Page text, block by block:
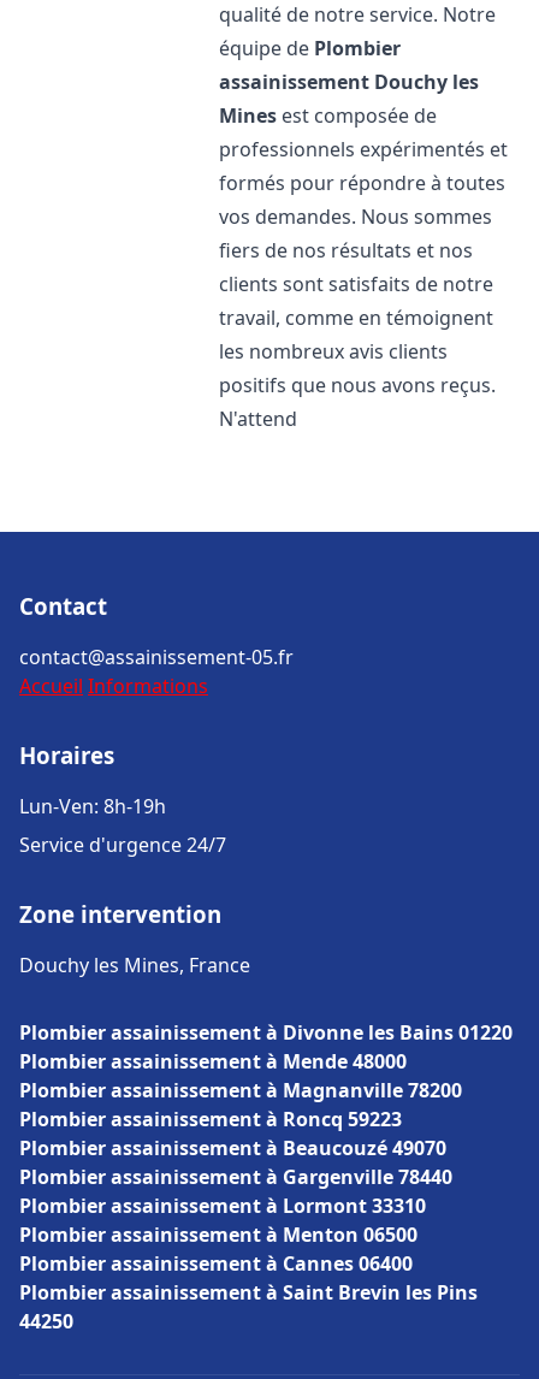
qualité de notre service. Notre
équipe de Plombier
assainissement Douchy les
Mines est composée de
professionnels expérimentés et
formés pour répondre à toutes
vos demandes. Nous sommes
fiers de nos résultats et nos
clients sont satisfaits de notre
travail, comme en témoignent
les nombreux avis clients
positifs que nous avons reçus.
N'attend
Contact
contact@assainissement-05.fr
Accueil Informations
Horaires
Lun-Ven: 8h-19h
Service d'urgence 24/7
Zone intervention
Douchy les Mines, France
Plombier assainissement à Divonne les Bains 01220
Plombier assainissement à Mende 48000
Plombier assainissement à Magnanville 78200
Plombier assainissement à Roncq 59223
Plombier assainissement à Beaucouzé 49070
Plombier assainissement à Gargenville 78440
Plombier assainissement à Lormont 33310
Plombier assainissement à Menton 06500
Plombier assainissement à Cannes 06400
Plombier assainissement à Saint Brevin les Pins
44250